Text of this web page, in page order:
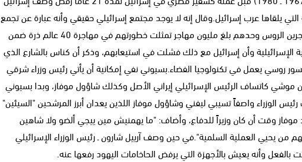
يلقاها عرب إسرائيل.وقال إنه لا يوجد مجتمع إسرائيلي حقيقي وأنه عبارة عن تجمع
لمهاجرين من مختلف بلدان العالم، وأن عدد المهاجرين الروس وحدهم بلغ مليون مهاجر تمثلت خطورتهم في مهاجرة 40 عالم ذرة ضمن
الإسرائيلية وأن إسرائيل مع ذلك فشلت في استيعابهم، وذكر أن كناس بالشارع الذي
روسي يعمل في تكنولوجيا الفضاء.بسيوني نفي إمكانية أن يأتي رئيس وزراء شرقي
كاتساف الرئيس الإسرائيلي إيراني الأصل وكذلك شاؤول موفاز، وبدا بسيوني
الوزراء واصفاً تسيبي ليفني وشاؤول موفاز اللذين يعدان أبرز المرشحين "السيئين"
وقت أن كان وزيراً للدفاع، وأضاف: "ما يهمنيش مين ييجي ألضو ولا شاهين
من يحيي العملية السلمية".في حين وصف آرييل شارون ـ رئيس الوزراء الإسرائيلي
بالفعل وأنه يعيش بالأجهزة التي يرفض الحاخامات اليهود رفعها عنه.